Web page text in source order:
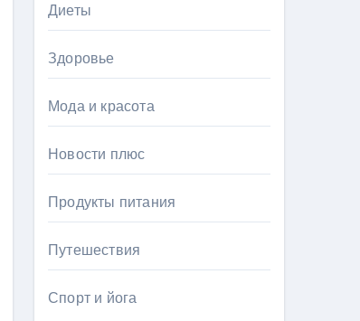
Диеты
Здоровье
Мода и красота
Новости плюс
Продукты питания
Путешествия
Спорт и йога